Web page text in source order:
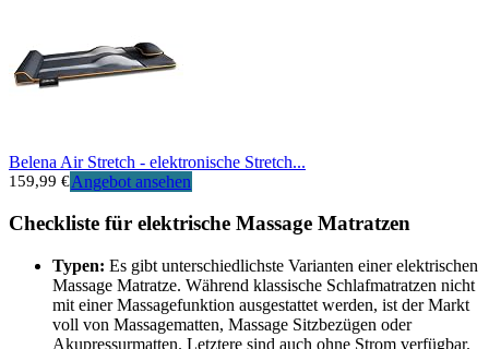
Belena Air Stretch - elektronische Stretch...
159,99 €Angebot ansehen
Checkliste für elektrische Massage Matratzen
Typen: Es gibt unterschiedlichste Varianten einer elektrischen
Massage Matratze. Während klassische Schlafmatratzen nicht
mit einer Massagefunktion ausgestattet werden, ist der Markt
voll von Massagematten, Massage Sitzbezügen oder
Akupressurmatten. Letztere sind auch ohne Strom verfügbar.